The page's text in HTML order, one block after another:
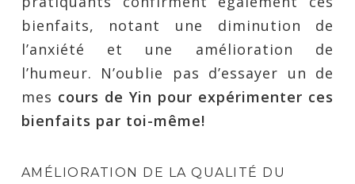
bienfaits, notant une diminution de
l’anxiété et une amélioration de
l’humeur. N’oublie pas d’essayer un de
mes cours de Yin pour expérimenter ces
bienfaits par toi-même!
AMÉLIORATION DE LA QUALITÉ DU